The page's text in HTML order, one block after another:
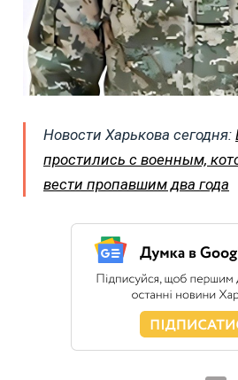
Новости Харькова сегодня:
простились с военным,
вести пропавшим два года